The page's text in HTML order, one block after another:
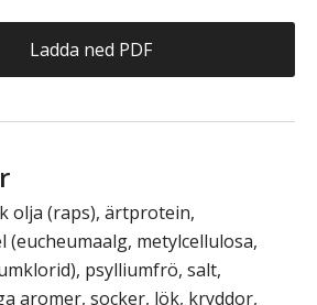
Ladda ned PDF
olja (raps), ärtprotein,
(eucheumaalg, metylcellulosa,
psylliumfrö, salt,
aromer, socker, lök, kryddor,